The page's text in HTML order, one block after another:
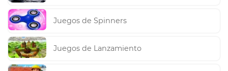
Juegos de Spinners
Juegos de Lanzamiento